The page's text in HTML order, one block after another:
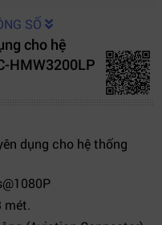
SỐ
cho hệ
HMW3200LP
dụng cho hệ thống
mét.